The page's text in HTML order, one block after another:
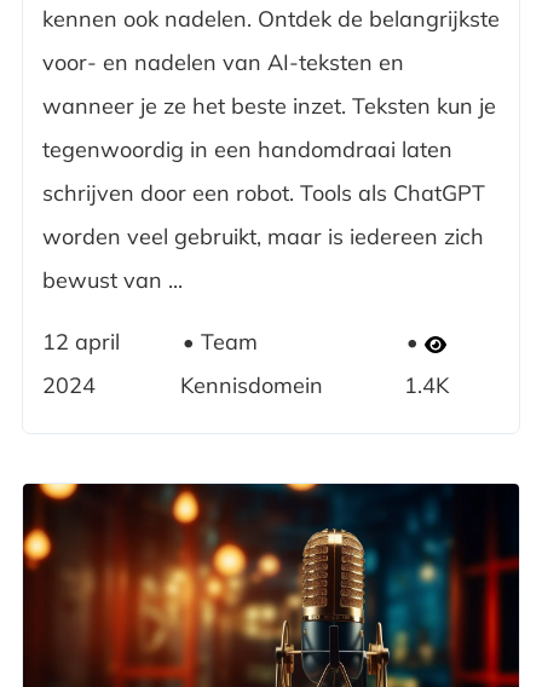
kennen ook nadelen. Ontdek de belangrijkste
voor- en nadelen van AI-teksten en
wanneer je ze het beste inzet. Teksten kun je
tegenwoordig in een handomdraai laten
schrijven door een robot. Tools als ChatGPT
worden veel gebruikt, maar is iedereen zich
bewust van ...
12 april
2024
Team
Kennisdomein
1.4K